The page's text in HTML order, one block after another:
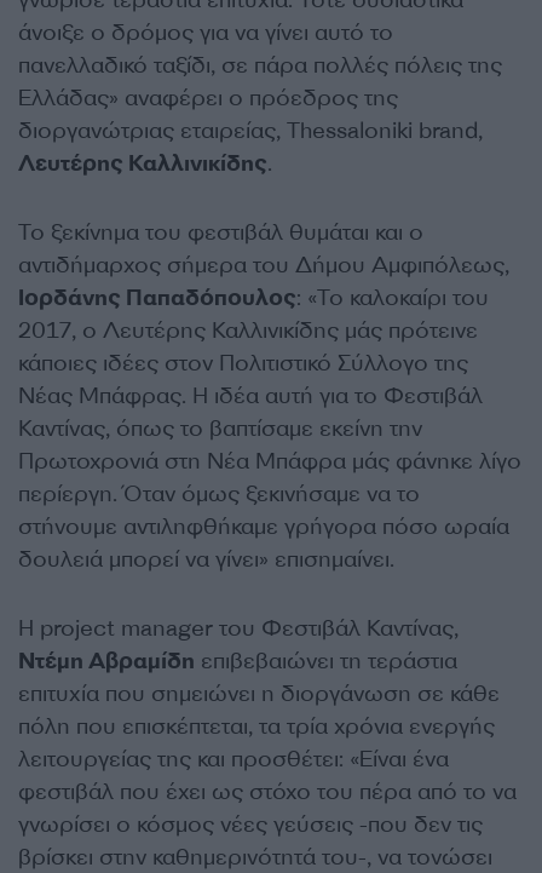
άνοιξε ο δρόμος για να γίνει αυτό το
πανελλαδικό ταξίδι, σε πάρα πολλές πόλεις της
Ελλάδας» αναφέρει ο πρόεδρος της
διοργανώτριας εταιρείας, Thessaloniki brand,
Λευτέρης Καλλινικίδης.
Το ξεκίνημα του φεστιβάλ θυμάται και ο
αντιδήμαρχος σήμερα του Δήμου Αμφιπόλεως,
Ιορδάνης Παπαδόπουλος: «Το καλοκαίρι του
2017, ο Λευτέρης Καλλινικίδης μάς πρότεινε
κάποιες ιδέες στον Πολιτιστικό Σύλλογο της
Νέας Μπάφρας. Η ιδέα αυτή για το Φεστιβάλ
Καντίνας, όπως το βαπτίσαμε εκείνη την
Πρωτοχρονιά στη Νέα Μπάφρα μάς φάνηκε λίγο
περίεργη. Όταν όμως ξεκινήσαμε να το
στήνουμε αντιληφθήκαμε γρήγορα πόσο ωραία
δουλειά μπορεί να γίνει» επισημαίνει.
Η project manager του Φεστιβάλ Καντίνας,
Ντέμη Αβραμίδη επιβεβαιώνει τη τεράστια
επιτυχία που σημειώνει η διοργάνωση σε κάθε
πόλη που επισκέπτεται, τα τρία χρόνια ενεργής
λειτουργείας της και προσθέτει: «Είναι ένα
φεστιβάλ που έχει ως στόχο του πέρα από το να
γνωρίσει ο κόσμος νέες γεύσεις -που δεν τις
βρίσκει στην καθημερινότητά του-, να τονώσει